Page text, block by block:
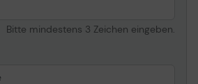
Bitte mindestens 3 Zeichen eingeben.